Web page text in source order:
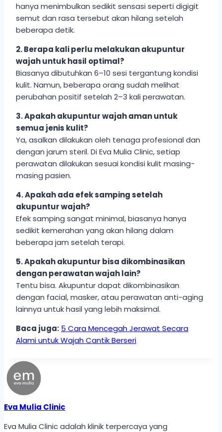
hanya menimbulkan sedikit sensasi seperti digigit
semut dan rasa tersebut akan hilang setelah
beberapa detik.
2. Berapa kali perlu melakukan akupuntur
wajah untuk hasil optimal?
Biasanya dibutuhkan 6–10 sesi tergantung kondisi
kulit. Namun, beberapa orang sudah melihat
perubahan positif setelah 2–3 kali perawatan.
3. Apakah akupuntur wajah aman untuk
semua jenis kulit?
Ya, asalkan dilakukan oleh tenaga profesional dan
dengan jarum steril. Di Eva Mulia Clinic, setiap
perawatan dilakukan sesuai kondisi kulit masing-
masing pasien.
4. Apakah ada efek samping setelah
akupuntur wajah?
Efek samping sangat minimal, biasanya hanya
sedikit kemerahan yang akan hilang dalam
beberapa jam setelah terapi.
5. Apakah akupuntur bisa dikombinasikan
dengan perawatan wajah lain?
Tentu bisa. Akupuntur dapat dikombinasikan
dengan facial, masker, atau perawatan anti-aging
lainnya untuk hasil yang lebih maksimal.
Baca juga: 5 Cara Mencegah Jerawat Secara
Alami untuk Wajah Cantik Berseri
Eva Mulia Clinic
Eva Mulia Clinic adalah klinik terpercaya yang